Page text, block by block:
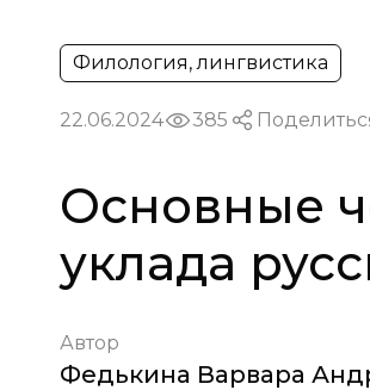
Филология, лингвистика
22.06.2024 385
Основные
уклада
Автор
Федькина Варвара